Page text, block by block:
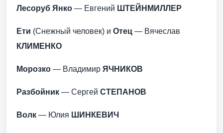
Лесоруб Янко — Евгений ШТЕЙНМИЛЛЕР
Ети (Снежный человек) и Отец — Вячеслав
КЛИМЕНКО
Морозко — Владимир ЯЧНИКОВ
Разбойник — Сергей СТЕПАНОВ
Волк — Юлия ШИНКЕВИЧ